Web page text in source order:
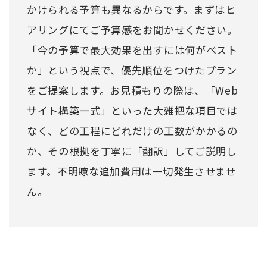
かけられる予算も異なるからです。まずはヒ
アリングにてご予算感をお聞かせください。
「今の予算で最大効果を出すには何がベスト
か」という視点で、優先順位をつけたプラン
をご提案します。お見積もりの際は、「Web
サイト構築一式」といった大雑把な項目では
なく、どの工程にどれだけの工数がかかるの
か、その根拠を丁寧に「翻訳」してご説明し
ます。不明瞭な追加費用は一切発生させませ
ん。